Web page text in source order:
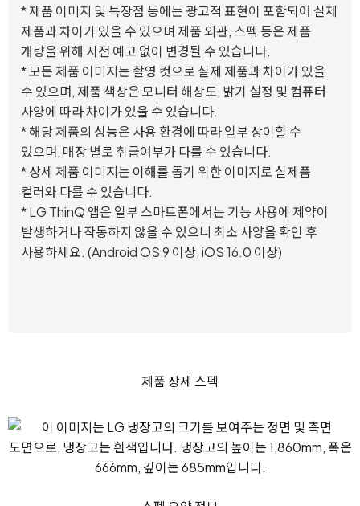
* 제품 이미지 및 특장점 등에는 광고적 표현이 포함되어 실제
제품과 차이가 있을 수 있으며 제품 외관, 스펙 등은 제품
개량을 위해 사전 예고 없이 변경될 수 있습니다.
* 모든 제품 이미지는 촬영 컷으로 실제 제품과 차이가 있을
수 있으며, 제품 색상은 모니터 해상도, 밝기 설정 및 컴퓨터
사양에 따라 차이가 있을 수 있습니다.
* 해당 제품의 성능은 사용 환경에 따라 일부 상이할 수
있으며, 매장 별로 취급여부가 다를 수 있습니다.
* 상세 제품 이미지는 이해를 돕기 위한 이미지로 실제품
컬러와 다를 수 있습니다.
* LG ThinQ 앱은 일부 스마트폰에서는 기능 사용에 제약이
발생하거나 작동하지 않을 수 있으니 최소 사양을 확인 후
사용하세요. (Android OS 9 이상, iOS 16.0 이상)
제품 상세 스펙